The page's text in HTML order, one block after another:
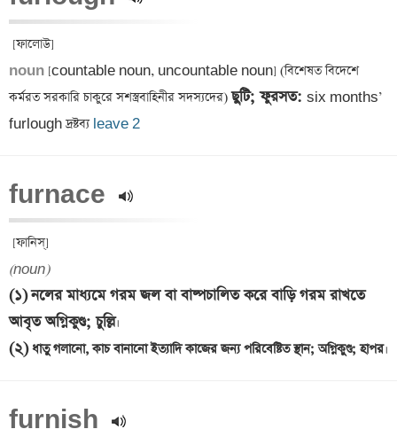
noun [countable noun, uncountable noun] (বিশেষত বিদেশে
কর্মরত সরকারি চাকুরে সশস্ত্রবাহিনীর সদস্যদের) ছুটি; ফুরসত: six months’
furlough দ্রষ্টব্য leave 2
furnace
(noun)
(১)নলের মাধ্যমে গরম জল বা বাষ্পচালিত করে বাড়ি গরম রাখতে
আবৃত অগ্নিকুণ্ড; চুল্লি
(২) ধাতু গলানো, কাচ বানানো ইত্যাদি কাজের জন্য পরিবেষ্টিত স্থান; অগ্নিকুণ্ড; হাপর
furnish